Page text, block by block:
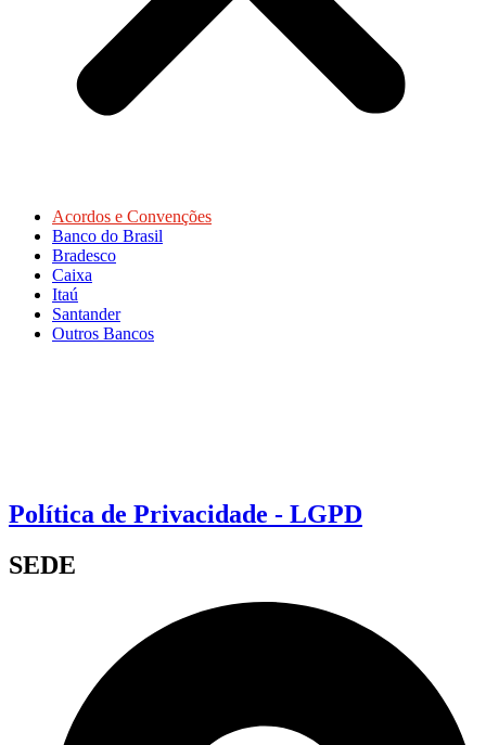
Acordos e Convenções
Banco do Brasil
Bradesco
Caixa
Itaú
Santander
Outros Bancos
Política de Privacidade - LGPD
SEDE